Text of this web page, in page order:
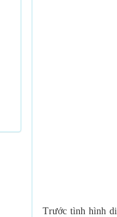
Trước tình hình